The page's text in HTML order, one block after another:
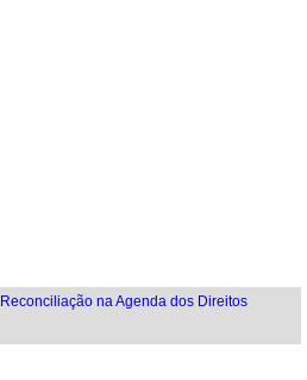
na Agenda dos Direitos